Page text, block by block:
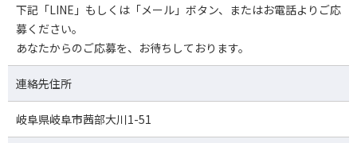
下記「LINE」もしくは「メール」ボタン、またはお電話よりご応
募ください。
あなたからのご応募を、お待ちしております。
連絡先住所
岐阜県岐阜市茜部大川1-51